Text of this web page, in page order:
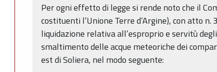
Per ogni effetto di legge si rende noto che il
costituenti l’Unione Terre d’Argine), con atto
liquidazione relativa all’esproprio e servitù
smaltimento delle acque meteoriche dei
est di Soliera, nel modo seguente: